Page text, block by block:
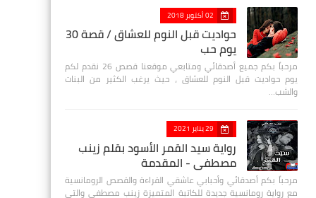
02 أكتوبر 2018
حواديت قبل النوم للعشاق / قصة 30
يوم حب
مرحباً بكم جميع أصدقائي ومتابعي موقعنا قصص 26 نقدم لكم
يوم حواديت قبل النوم للعشاق ، حيث يرغب الكثير من البنات
والشب…
29 يناير 2021
رواية سيد القمر الأسود بقلم زينب
مصطفي - المقدمة
مرحباً بكم أصدقائي وأحبابي عاشقي القراءة والقصص الرومانسية
مع رواية رومانسية جديدة للكاتبة المتميزة زينب مصطفى والتي